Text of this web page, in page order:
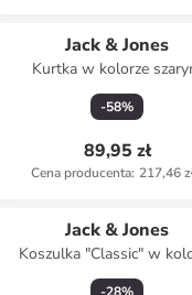
Jack & Jones
Kurtka w kolorze
-58%
89,95 zł
Cena producenta: 217,46
Jack & Jones
Koszulka "Classic" w
beżowym